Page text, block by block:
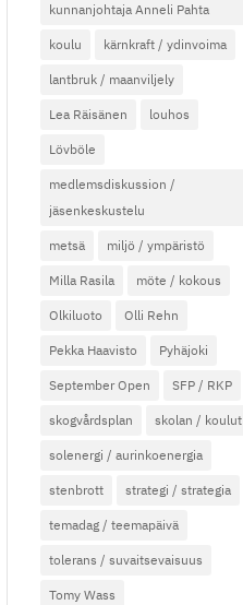
kunnanjohtaja Anneli Pahta
koulu kärnkraft / ydinvoima
lantbruk / maanviljely
Lea Räisänen louhos
Lövböle
medlemsdiskussion /
jäsenkeskustelu
metsä miljö / ympäristö
Milla Rasila möte / kokous
Olkiluoto Olli Rehn
Pekka Haavisto Pyhäjoki
September Open SFP / RKP
skogvårdsplan skolan / koulut
solenergi / aurinkoenergia
stenbrott strategi / strategia
temadag / teemapäivä
tolerans / suvaitsevaisuus
Tomy Wass